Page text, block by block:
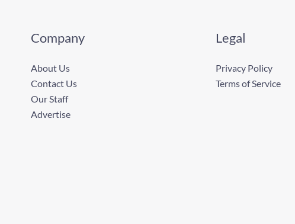
Company
About Us
Contact Us
Our Staff
Advertise
Legal
Privacy Policy
Terms of Service